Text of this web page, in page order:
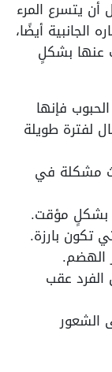
يتسرع المرء
الجانبية أيضًا،
عنها بشكلٍ
فإنها
لفترة طويلة
مشكلة في
بشكلٍ مؤقت.
تكون بارزة.
الهضم.
الفرد عقب
الشعور